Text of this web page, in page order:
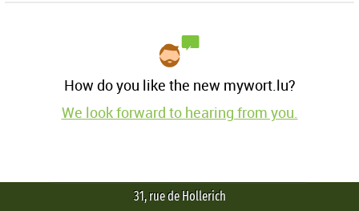
How do you like the new mywort.lu?
We look forward to hearing from you.
31, rue de Hollerich